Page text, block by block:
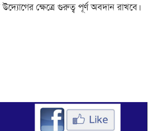
ক্ষেত্রে গুরুত্ব পূর্ণ অবদান রাখবে।